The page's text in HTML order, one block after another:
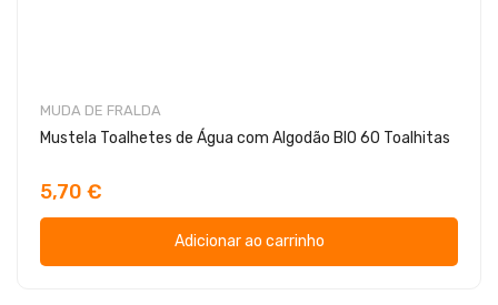
MUDA DE FRALDA
Mustela Toalhetes de Água com Algodão BIO 60 Toalhitas
5,70 €
Adicionar ao carrinho